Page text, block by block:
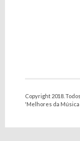
Copyright 2018.
'Melhores da